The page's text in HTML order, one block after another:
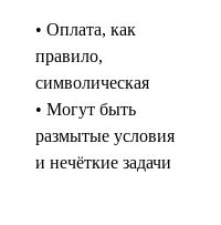
• Оплата, как
правило,
символическая
• Могут быть
размытые условия
и нечёткие задачи